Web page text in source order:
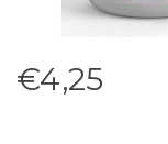
€4,25